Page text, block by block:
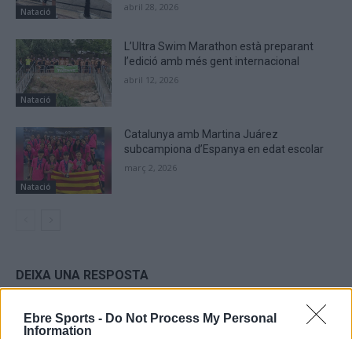
Ebre Sports - Do Not Process My Personal
Information
Natació abril 28, 2026
Natació
L’Ultra Swim Marathon està preparant
l’edició amb més gent internacional
abril 12, 2026
Natació
Catalunya amb Martina Juárez
subcampiona d’Espanya en edat escolar
març 2, 2026
DEIXA UNA RESPOSTA